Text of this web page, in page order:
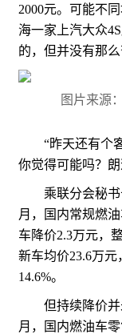
2000元。可能不
海一家上汽大众
的，但并没有那么
图片来源
“昨天还有个客
你觉得可能吗？朗
乘联分会秘书
月，国内常规燃
车降价2.3万元，
新车均价23.6万
14.6%。
但持续降价并
月，国内燃油车